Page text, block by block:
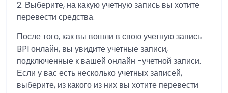
2. Выберите, на какую учетную запись вы хотите
перевести средства.
После того, как вы вошли в свою учетную запись
BPI онлайн, вы увидите учетные записи,
подключенные к вашей онлайн -учетной записи.
Если у вас есть несколько учетных записей,
выберите, из какого из них вы хотите перевести